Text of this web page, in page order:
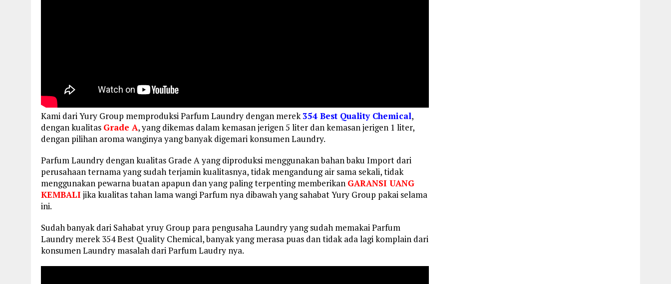
Kami dari Yury Group memproduksi Parfum Laundry dengan merek354 Best Quality Chemical,
dengan kualitas Grade A, yang dikemas dalam kemasan jerigen 5 liter dan kemasan jerigen 1 liter,
dengan pilihan aroma wanginya yang banyak digemari konsumen Laundry.
Parfum Laundry dengan kualitas Grade A yang diproduksi menggunakan bahan baku Import dari
perusahaan ternama yang sudah terjamin kualitasnya, tidak mengandung air sama sekali, tidak
menggunakan pewarna buatan apapun dan yang paling terpenting memberikan GARANSI UANG
KEMBALI jika kualitas tahan lama wangi Parfum nya dibawah yang sahabat Yury Group pakai selama
ini.
Sudah banyak dari Sahabat yruy Group para pengusaha Laundry yang sudah memakai Parfum
Laundry merek 354 Best Quality Chemical, banyak yang merasa puas dan tidak ada lagi komplain dari
konsumen Laundry masalah dari Parfum Laudry nya.